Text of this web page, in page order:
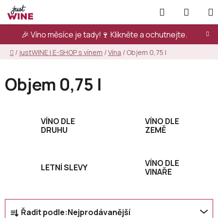
Přejít
na
obsah
🎉 Víno měsíce je tady!🍷 Klikněte a ochutnejte.
Hledat
KOŠÍK
Domů
/ justWINE | E-SHOP s vínem /Vína / Objem 0,75 l
Objem 0,75 l
VÍNO DLE
DRUHU
VÍNO DLE
ZEMĚ
LETNÍ SLEVY
VÍNO DLE
VINAŘE
Ř Řadit podle:Nejprodávanější